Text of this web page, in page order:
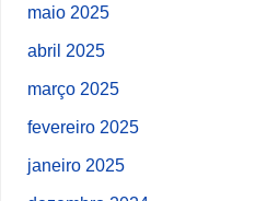
maio 2025
abril 2025
março 2025
fevereiro 2025
janeiro 2025